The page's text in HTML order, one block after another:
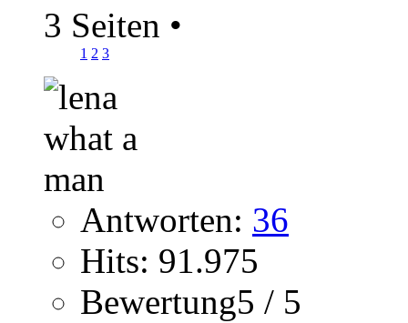
3 Seiten •
1 2 3
Antworten: 36
Hits: 91.975
Bewertung5 / 5